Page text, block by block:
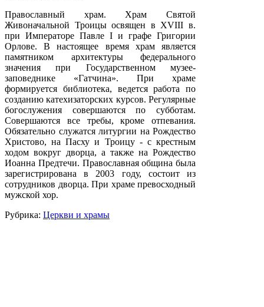
Православный храм. Храм Святой
Живоначальной Троицы освящен в XVIII в.
при Императоре Павле I и графе Григории
Орлове. В настоящее время храм является
памятником архитектуры федерального
значения при Государственном музее-
заповеднике «Гатчина». При храме
формируется библиотека, ведется работа по
созданию катехизаторских курсов. Регулярные
богослужения совершаются по субботам.
Совершаются все требы, кроме отпевания.
Обязательно служатся литургии на Рождество
Христово, на Пасху и Троицу - с крестным
ходом вокруг дворца, а также на Рождество
Иоанна Предтечи. Православная община была
зарегистрирована в 2003 году, состоит из
сотрудников дворца. При храме превосходный
мужской хор.
Рубрика: Церкви и храмы